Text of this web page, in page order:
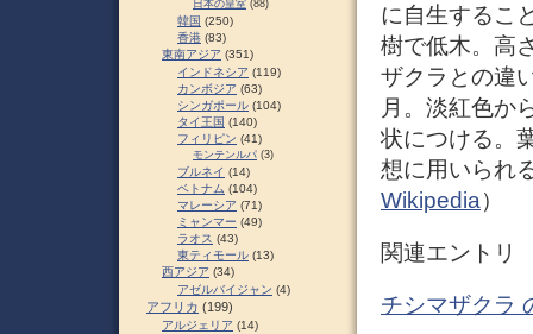
に自生するこ
樹で低木。高
ザクラとの違
月。淡紅色か
状につける。
想に用いられ
Wikipedia）
関連エントリ
チシマザクラ
日本の皇室 (88)
韓国 (250)
香港 (83)
東南アジア (351)
インドネシア (119)
カンボジア (63)
シンガポール (104)
タイ王国 (140)
フィリピン (41)
モンテンルパ (3)
ブルネイ (14)
ベトナム (104)
マレーシア (71)
ミャンマー (49)
ラオス (43)
東ティモール (13)
西アジア (34)
アゼルバイジャン (4)
アフリカ (199)
アルジェリア (14)